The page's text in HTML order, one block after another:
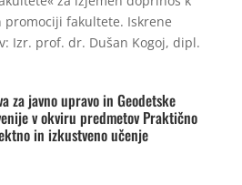
fakultete. Iskrene
Izr. prof. dr. Dušan Kogoj, dipl.
za javno upravo in Geodetske
v okviru predmetov Praktično
in izkustveno učenje